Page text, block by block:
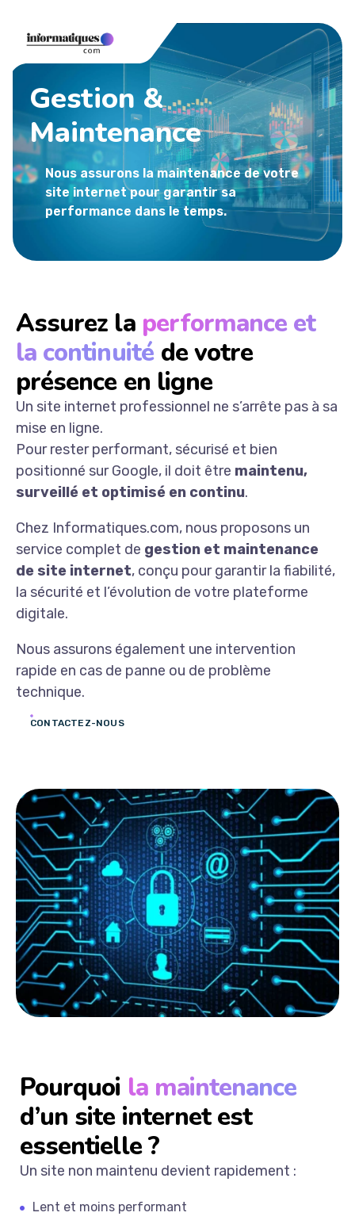
Gestion &
Maintenance
Nous assurons la maintenance de votre
site internet pour garantir sa
performance dans le temps.
Assurez la performance et
la continuité de votre
présence en ligne
Un site internet professionnel ne s’arrête pas à sa
mise en ligne.
Pour rester performant, sécurisé et bien
positionné sur Google, il doit être maintenu,
surveillé et optimisé en continu.
Chez Informatiques.com, nous proposons un
service complet de gestion et maintenance
de site internet, conçu pour garantir la fiabilité,
la sécurité et l’évolution de votre plateforme
digitale.
Nous assurons également une intervention
rapide en cas de panne ou de problème
technique.
CONTACTEZ-NOUS
Pourquoi la maintenance
d’un site internet est
essentielle ?
Un site non maintenu devient rapidement :
Lent et moins performant